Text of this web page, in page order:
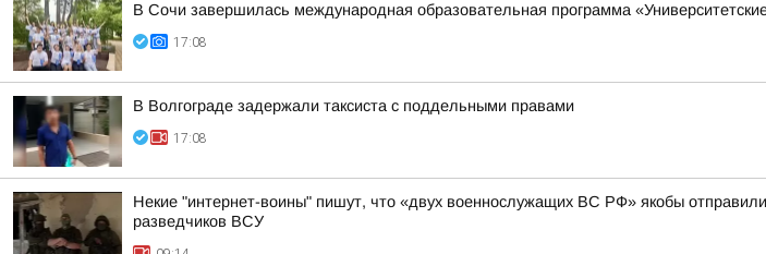
В Сочи завершилась международная образовательная программа
17:08
В Волгограде задержали таксиста с поддельными правами
17:08
Некие "интернет-воины" пишут, что «двух военнослужащих ВС РФ» якобы
разведчиков ВСУ